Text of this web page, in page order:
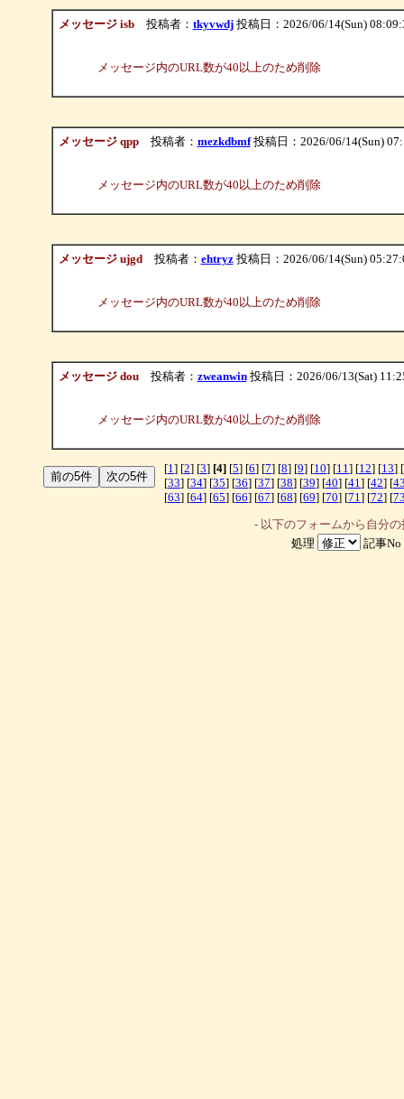
メッセージ isb投稿者： tkyvwdj 投稿日：2026/06/14(Sun)
メッセージ内のURL数が40以上のため削除
メッセージ qpp投稿者： mezkdbmf 投稿日：2026/06/14(Sun)
メッセージ内のURL数が40以上のため削除
メッセージ ujgd投稿者： ehtryz 投稿日：2026/06/14(Sun)
メッセージ内のURL数が40以上のため削除
メッセージ dou投稿者： zweanwin 投稿日：2026/06/13(Sat)
メッセージ内のURL数が40以上のため削除
[1 ] [2] [3] [4] [5] [6] [7] [8] [9] [10] [11 ] [12] [13] [
[33] [34] [35] [36] [37] [38] [39] [40] [41 ] [42] [
[63] [64] [65] [66] [67] [68] [69] [70] [71 ] [72] [
- 以下のフォームから自分
処理
記事No